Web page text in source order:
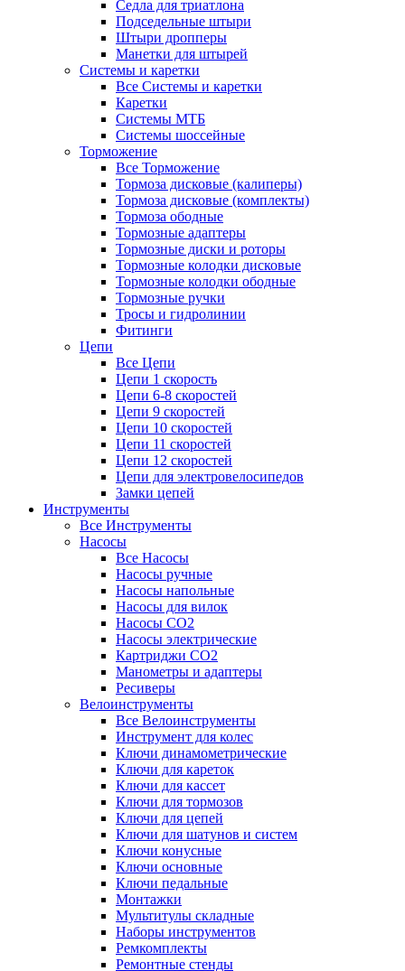
Седла для триатлона
Подседельные штыри
Штыри дропперы
Манетки для штырей
Системы и каретки
Все Системы и каретки
Каретки
Системы МТБ
Системы шоссейные
Торможение
Все Торможение
Тормоза дисковые (калиперы)
Тормоза дисковые (комплекты)
Тормоза ободные
Тормозные адаптеры
Тормозные диски и роторы
Тормозные колодки дисковые
Тормозные колодки ободные
Тормозные ручки
Тросы и гидролинии
Фитинги
Цепи
Все Цепи
Цепи 1 скорость
Цепи 6-8 скоростей
Цепи 9 скоростей
Цепи 10 скоростей
Цепи 11 скоростей
Цепи 12 скоростей
Цепи для электровелосипедов
Замки цепей
Инструменты
Все Инструменты
Насосы
Все Насосы
Насосы ручные
Насосы напольные
Насосы для вилок
Насосы CO2
Насосы электрические
Картриджи CO2
Манометры и адаптеры
Ресиверы
Велоинструменты
Все Велоинструменты
Инструмент для колес
Ключи динамометрические
Ключи для кареток
Ключи для кассет
Ключи для тормозов
Ключи для цепей
Ключи для шатунов и систем
Ключи конусные
Ключи основные
Ключи педальные
Монтажки
Мультитулы складные
Наборы инструментов
Ремкомплекты
Ремонтные стенды